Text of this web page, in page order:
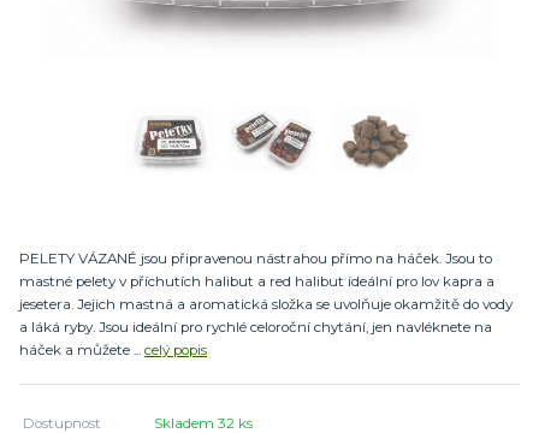
PELETY VÁZANÉ jsou připravenou nástrahou přímo na háček. Jsou to
mastné pelety v příchutích halibut a red halibut ideální pro lov kapra a
jesetera. Jejich mastná a aromatická složka se uvolňuje okamžitě do vody
a láká ryby. Jsou ideální pro rychlé celoroční chytání, jen navléknete na
háček a můžete ... celý popis
Dostupnost Skladem 32 ks